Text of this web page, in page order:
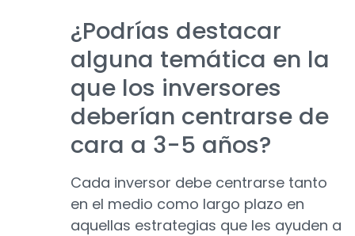
¿Podrías destacar
alguna temática en la
que los inversores
deberían centrarse de
cara a 3-5 años?
Cada inversor debe centrarse tanto
en el medio como largo plazo en
aquellas estrategias que les ayuden a